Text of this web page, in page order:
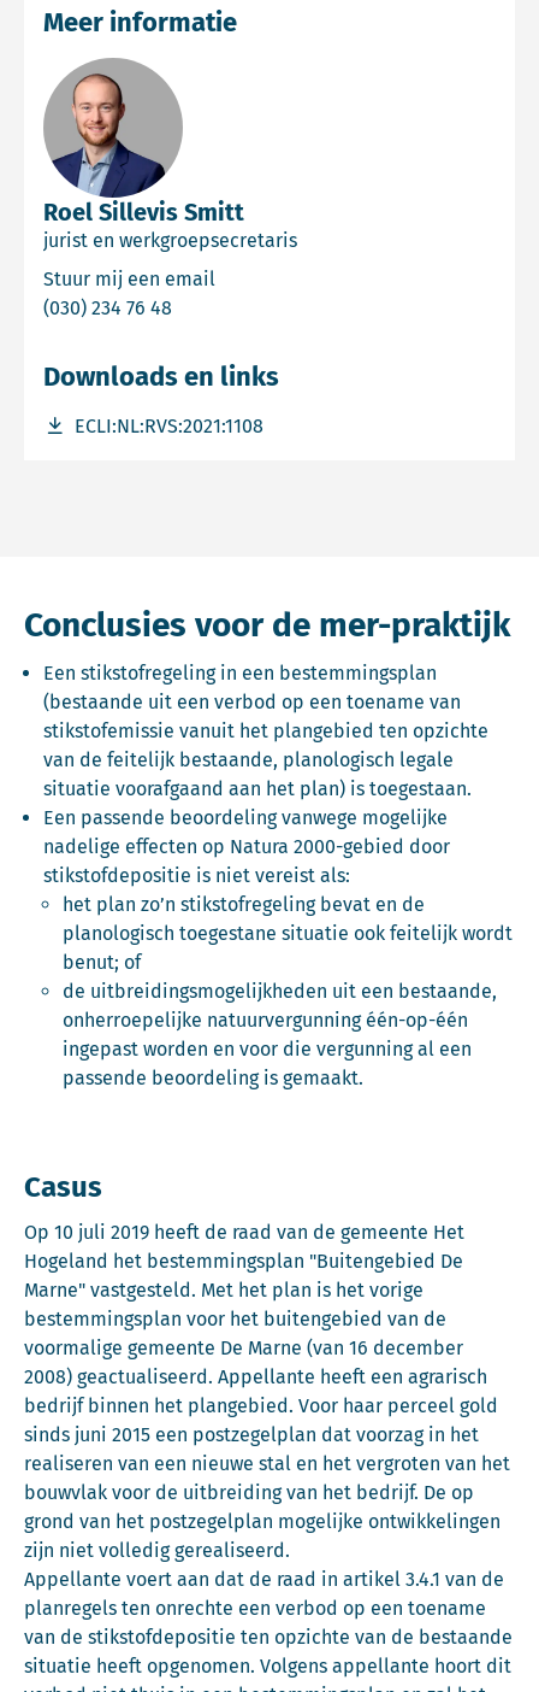
Roel Sillevis Smitt
jurist en werkgroepsecretaris
Stuur mij een email
(030) 234 76 48
Meer informatie
Downloads en links
ECLI:NL:RVS:2021:1108
Download bestand ECLI:NL:RVS:2021:1108
Conclusies voor de mer-praktijk
Een stikstofregeling in een bestemmingsplan
(bestaande uit een verbod op een toename van
stikstofemissie vanuit het plangebied ten opzichte
van de feitelijk bestaande, planologisch legale
situatie voorafgaand aan het plan) is toegestaan.
Een passende beoordeling vanwege mogelijke
nadelige effecten op Natura 2000-gebied door
stikstofdepositie is niet vereist als:
het plan zo’n stikstofregeling bevat en de
planologisch toegestane situatie ook feitelijk wordt
benut; of
de uitbreidingsmogelijkheden uit een bestaande,
onherroepelijke natuurvergunning één-op-één
ingepast worden en voor die vergunning al een
passende beoordeling is gemaakt.
Casus
Op 10 juli 2019 heeft de raad van de gemeente Het
Hogeland het bestemmingsplan "Buitengebied De
Marne" vastgesteld. Met het plan is het vorige
bestemmingsplan voor het buitengebied van de
voormalige gemeente De Marne (van 16 december
2008) geactualiseerd. Appellante heeft een agrarisch
bedrijf binnen het plangebied. Voor haar perceel gold
sinds juni 2015 een postzegelplan dat voorzag in het
realiseren van een nieuwe stal en het vergroten van het
bouwvlak voor de uitbreiding van het bedrijf. De op
grond van het postzegelplan mogelijke ontwikkelingen
zijn niet volledig gerealiseerd.
Appellante voert aan dat de raad in artikel 3.4.1 van de
planregels ten onrechte een verbod op een toename
van de stikstofdepositie ten opzichte van de bestaande
situatie heeft opgenomen. Volgens appellante hoort dit